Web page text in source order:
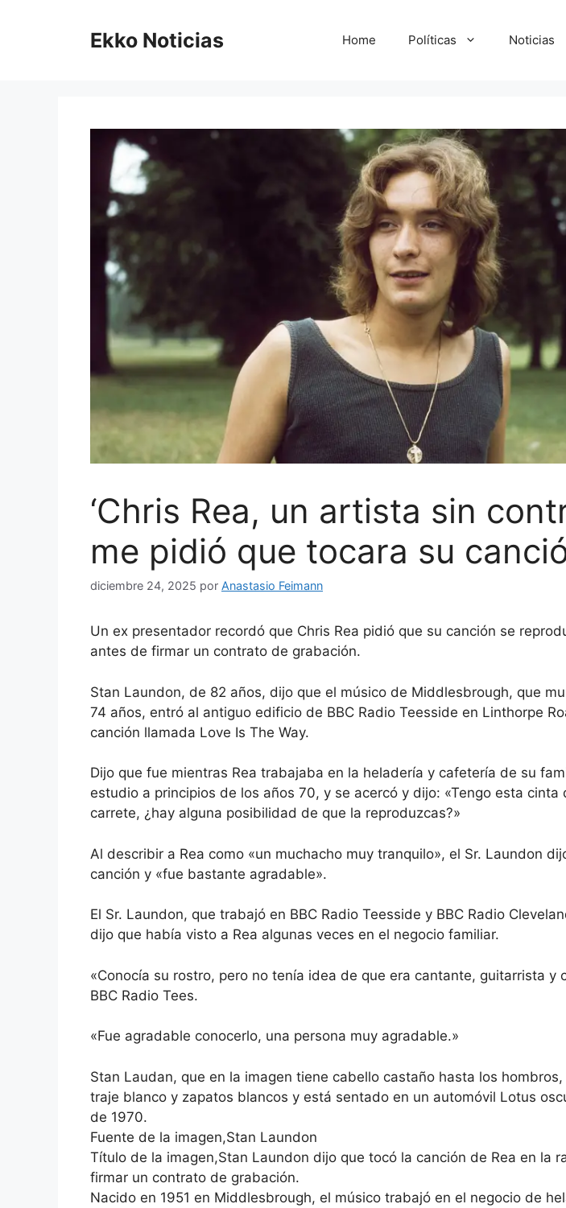
Ekko Noticias Home Políticas Noticias
‘Chris Rea, un artista sin
me pidió que tocara su
diciembre 24, 2025 por Anastasio Feimann
Un ex presentador recordó que Chris Rea pidió que su canción se
antes de firmar un contrato de grabación.
Stan Laundon, de 82 años, dijo que el músico de Middlesbrough, que
74 años, entró al antiguo edificio de BBC Radio Teesside en Linthorpe
canción llamada Love Is The Way.
Dijo que fue mientras Rea trabajaba en la heladería y cafetería de su
estudio a principios de los años 70, y se acercó y dijo: «Tengo esta cinta
carrete, ¿hay alguna posibilidad de que la reproduzcas?»
Al describir a Rea como «un muchacho muy tranquilo», el Sr. Laundon
canción y «fue bastante agradable».
El Sr. Laundon, que trabajó en BBC Radio Teesside y BBC Radio
dijo que había visto a Rea algunas veces en el negocio familiar.
«Conocía su rostro, pero no tenía idea de que era cantante, guitarrista y
BBC Radio Tees.
«Fue agradable conocerlo, una persona muy agradable.»
Stan Laudan, que en la imagen tiene cabello castaño hasta los
traje blanco y zapatos blancos y está sentado en un automóvil Lotus
de 1970.
Fuente de la imagen,Stan Laundon
Título de la imagen,Stan Laundon dijo que tocó la canción de Rea en la
firmar un contrato de grabación.
Nacido en 1951 en Middlesbrough, el músico trabajó en el negocio de